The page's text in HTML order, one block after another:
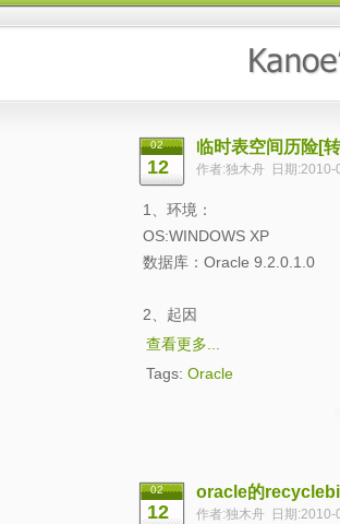
02
12
临时表空间历险[
作者:独木舟 日期:2010-
1、环境：
OS:WINDOWS XP
数据库：Oracle 9.2.0.1.0
2、起因
查看更多...
Tags: Oracle
02
12
oracle的
作者:独木舟 日期:2010-